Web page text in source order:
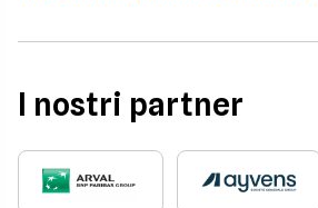
I nostri partner